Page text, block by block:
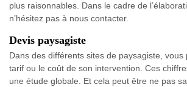
plus raisonnables. Dans le cadre de
n’hésitez pas à nous contacter.
Devis paysagiste
Dans des différents sites de paysagiste, vous
tarif ou le coût de son intervention. Ces
une étude globale. Et cela peut être ne pas